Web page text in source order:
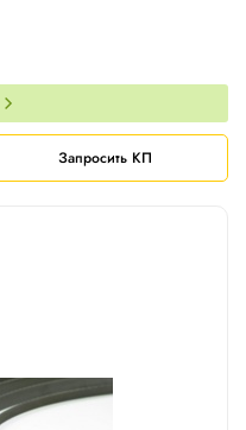
Запросить КП